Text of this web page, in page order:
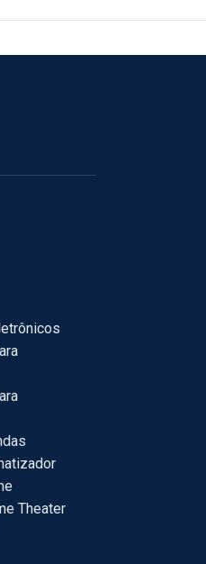
Theater